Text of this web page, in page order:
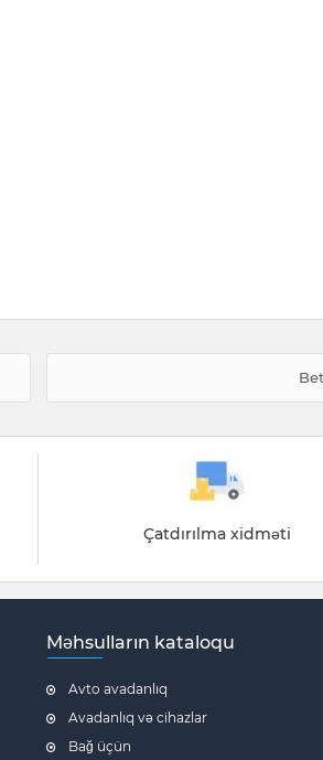
Çatdırılma xidməti
Məhsulların kataloqu
Avto avadanlıq
Avadanlıq və cihazlar
Bağ üçün